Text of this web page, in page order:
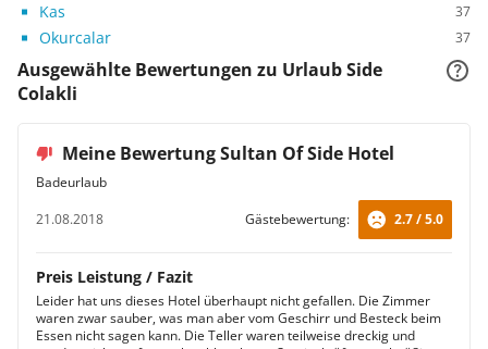
Kas 37
Okurcalar 37
Ausgewählte Bewertungen zu Urlaub Side
Colakli
Meine Bewertung Sultan Of Side Hotel
Badeurlaub
21.08.2018
Gästebewertung: 2.7 / 5.0
Preis Leistung / Fazit
Leider hat uns dieses Hotel überhaupt nicht gefallen. Die Zimmer
waren zwar sauber, was man aber vom Geschirr und Besteck beim
Essen nicht sagen kann. Die Teller waren teilweise dreckig und